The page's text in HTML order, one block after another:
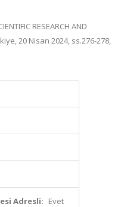
RESEARCH AND
20 Nisan 2024, ss.276-278,
Adresli: Evet